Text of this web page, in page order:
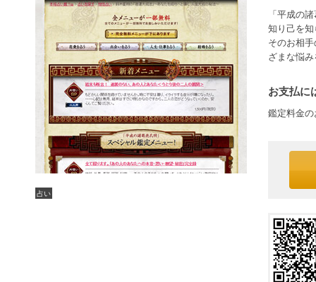
占い
「平成の
知り己を
そのお相
ざまな悩
お支払に
鑑定料金